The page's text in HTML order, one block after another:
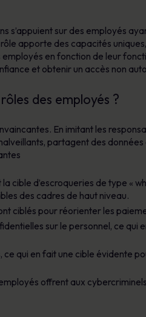
s’appuient sur des employés
apporte des capacités
en fonction de leur
et obtenir un accès non
des employés ?
En imitant les
partagent des
la cible d’escroqueries de type «
des cadres de haut niveau.
ciblés pour réorienter les
sur le personnel, ce qui
qui en fait une cible évidente
offrent aux